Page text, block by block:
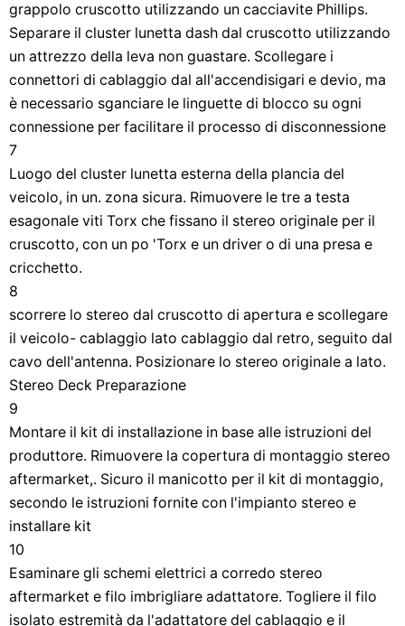
grappolo cruscotto utilizzando un cacciavite Phillips.
Separare il cluster lunetta dash dal cruscotto utilizzando
un attrezzo della leva non guastare. Scollegare i
connettori di cablaggio dal all'accendisigari e devio, ma
è necessario sganciare le linguette di blocco su ogni
connessione per facilitare il processo di disconnessione
7
Luogo del cluster lunetta esterna della plancia del
veicolo, in un. zona sicura. Rimuovere le tre a testa
esagonale viti Torx che fissano il stereo originale per il
cruscotto, con un po 'Torx e un driver o di una presa e
cricchetto.
8
scorrere lo stereo dal cruscotto di apertura e scollegare
il veicolo- cablaggio lato cablaggio dal retro, seguito dal
cavo dell'antenna. Posizionare lo stereo originale a lato.
Stereo Deck Preparazione
9
Montare il kit di installazione in base alle istruzioni del
produttore. Rimuovere la copertura di montaggio stereo
aftermarket,. Sicuro il manicotto per il kit di montaggio,
secondo le istruzioni fornite con l'impianto stereo e
installare kit
10
Esaminare gli schemi elettrici a corredo stereo
aftermarket e filo imbrigliare adattatore. Togliere il filo
isolato estremità da l'adattatore del cablaggio e il